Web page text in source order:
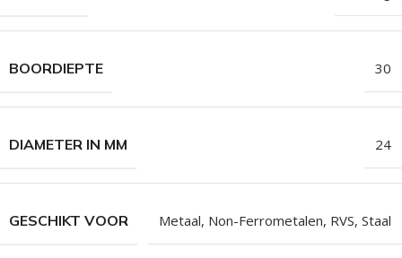
BOORDIEPTE 30
DIAMETER IN MM 24
GESCHIKT VOOR Metaal, Non-Ferrometalen, RVS, Staal